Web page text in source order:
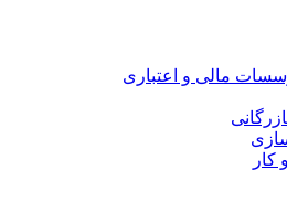
مالی و اعتباری